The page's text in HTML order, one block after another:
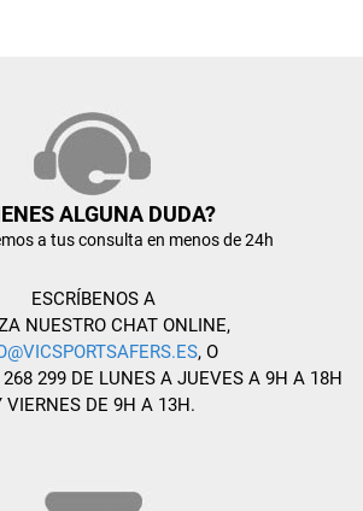
ALGUNA DUDA?
a tus consulta en menos de 24h
ESCRÍBENOS A
NUESTRO CHAT ONLINE,
, O
299 DE LUNES A JUEVES A 9H A 18H
VIERNES DE 9H A 13H.